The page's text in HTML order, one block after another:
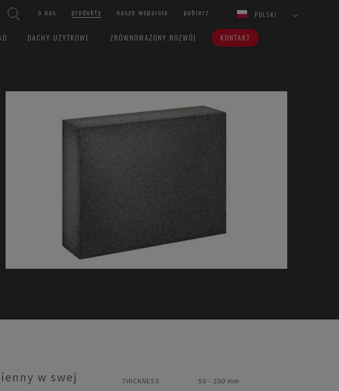
o nas produkty nasze wsparcie pobierz POLSKI
DACHY UŻYTKOWE ZRÓWNOWAŻONY ROZWÓJ KONTAKT
w swej
THICKNESS
50 - 200 mm